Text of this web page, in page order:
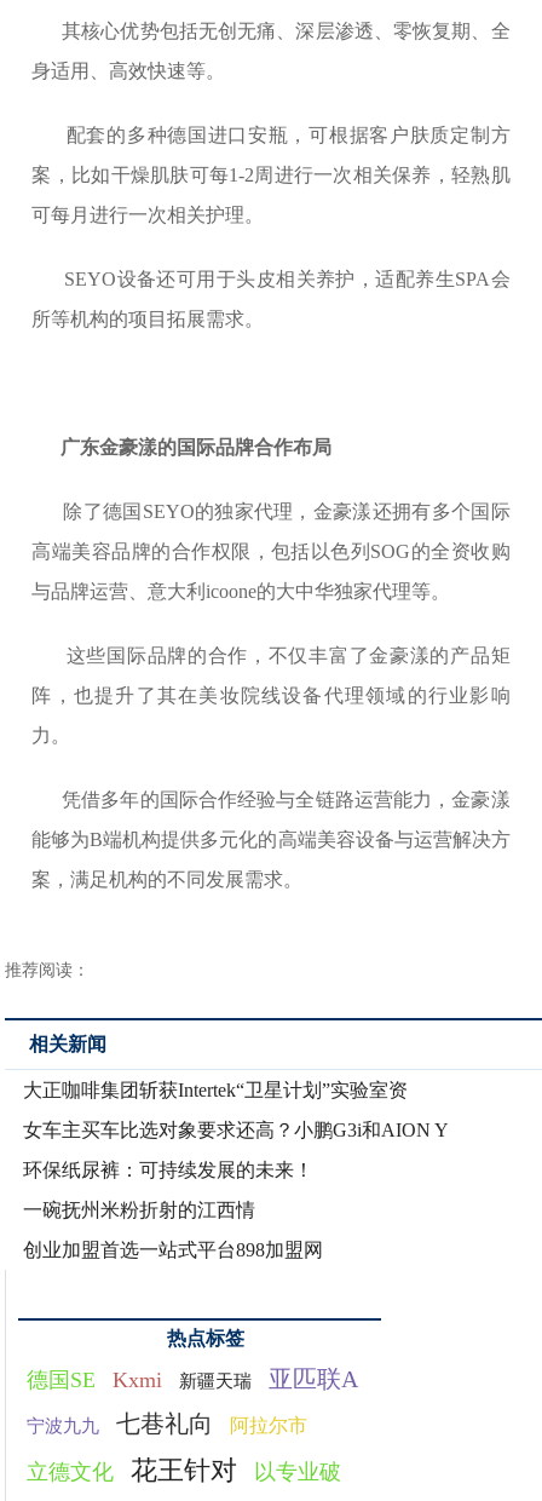
其核心优势包括无创无痛、深层渗透、零恢复期、全
身适用、高效快速等。
配套的多种德国进口安瓶，可根据客户肤质定制方
案，比如干燥肌肤可每1-2周进行一次相关保养，轻熟肌
可每月进行一次相关护理。
SEYO设备还可用于头皮相关养护，适配养生SPA会
所等机构的项目拓展需求。
广东金豪漾的国际品牌合作布局
除了德国SEYO的独家代理，金豪漾还拥有多个国际
高端美容品牌的合作权限，包括以色列SOG的全资收购
与品牌运营、意大利icoone的大中华独家代理等。
这些国际品牌的合作，不仅丰富了金豪漾的产品矩
阵，也提升了其在美妆院线设备代理领域的行业影响
力。
凭借多年的国际合作经验与全链路运营能力，金豪漾
能够为B端机构提供多元化的高端美容设备与运营解决方
案，满足机构的不同发展需求。
推荐阅读：
相关新闻
大正咖啡集团斩获Intertek“卫星计划”实验室资
女车主买车比选对象要求还高？小鹏G3i和AION Y
环保纸尿裤：可持续发展的未来！
一碗抚州米粉折射的江西情
创业加盟首选一站式平台898加盟网
热点标签
德国SE Kxmi 新疆天瑞 亚匹联A
宁波九九 七巷礼向 阿拉尔市
立德文化 花王针对
以专业破